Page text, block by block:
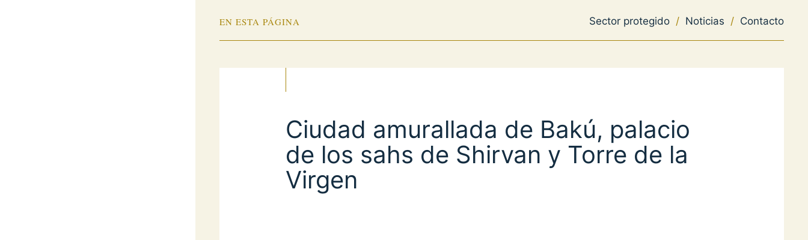
EN ESTA PÁGINA Sector protegido / Noticias / Contacto
Ciudad amurallada de Bakú, palacio
de los sahs de Shirvan y Torre de la
Virgen